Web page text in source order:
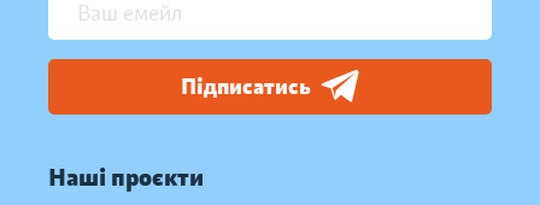
Підписатись
Наші проєкти